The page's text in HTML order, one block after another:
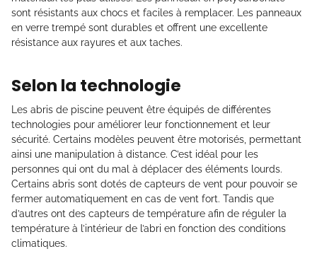
sont résistants aux chocs et faciles à remplacer. Les panneaux
en verre trempé sont durables et offrent une excellente
résistance aux rayures et aux taches.
Selon la technologie
Les abris de piscine peuvent être équipés de différentes
technologies pour améliorer leur fonctionnement et leur
sécurité. Certains modèles peuvent être motorisés, permettant
ainsi une manipulation à distance. C’est idéal pour les
personnes qui ont du mal à déplacer des éléments lourds.
Certains abris sont dotés de capteurs de vent pour pouvoir se
fermer automatiquement en cas de vent fort. Tandis que
d’autres ont des capteurs de température afin de réguler la
température à l’intérieur de l’abri en fonction des conditions
climatiques.